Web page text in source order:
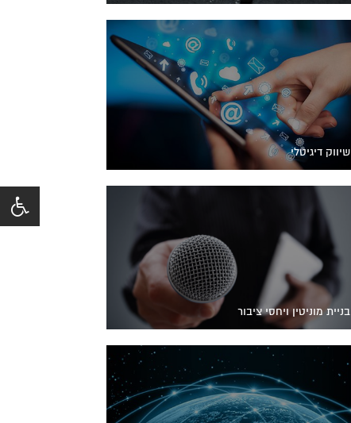
שיווק דיגיטלי
בניית מוניטין ויחסי ציבור